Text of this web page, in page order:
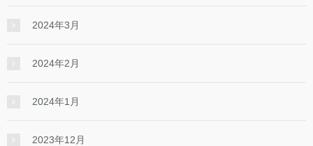
2024年3月
2024年2月
2024年1月
2023年12月